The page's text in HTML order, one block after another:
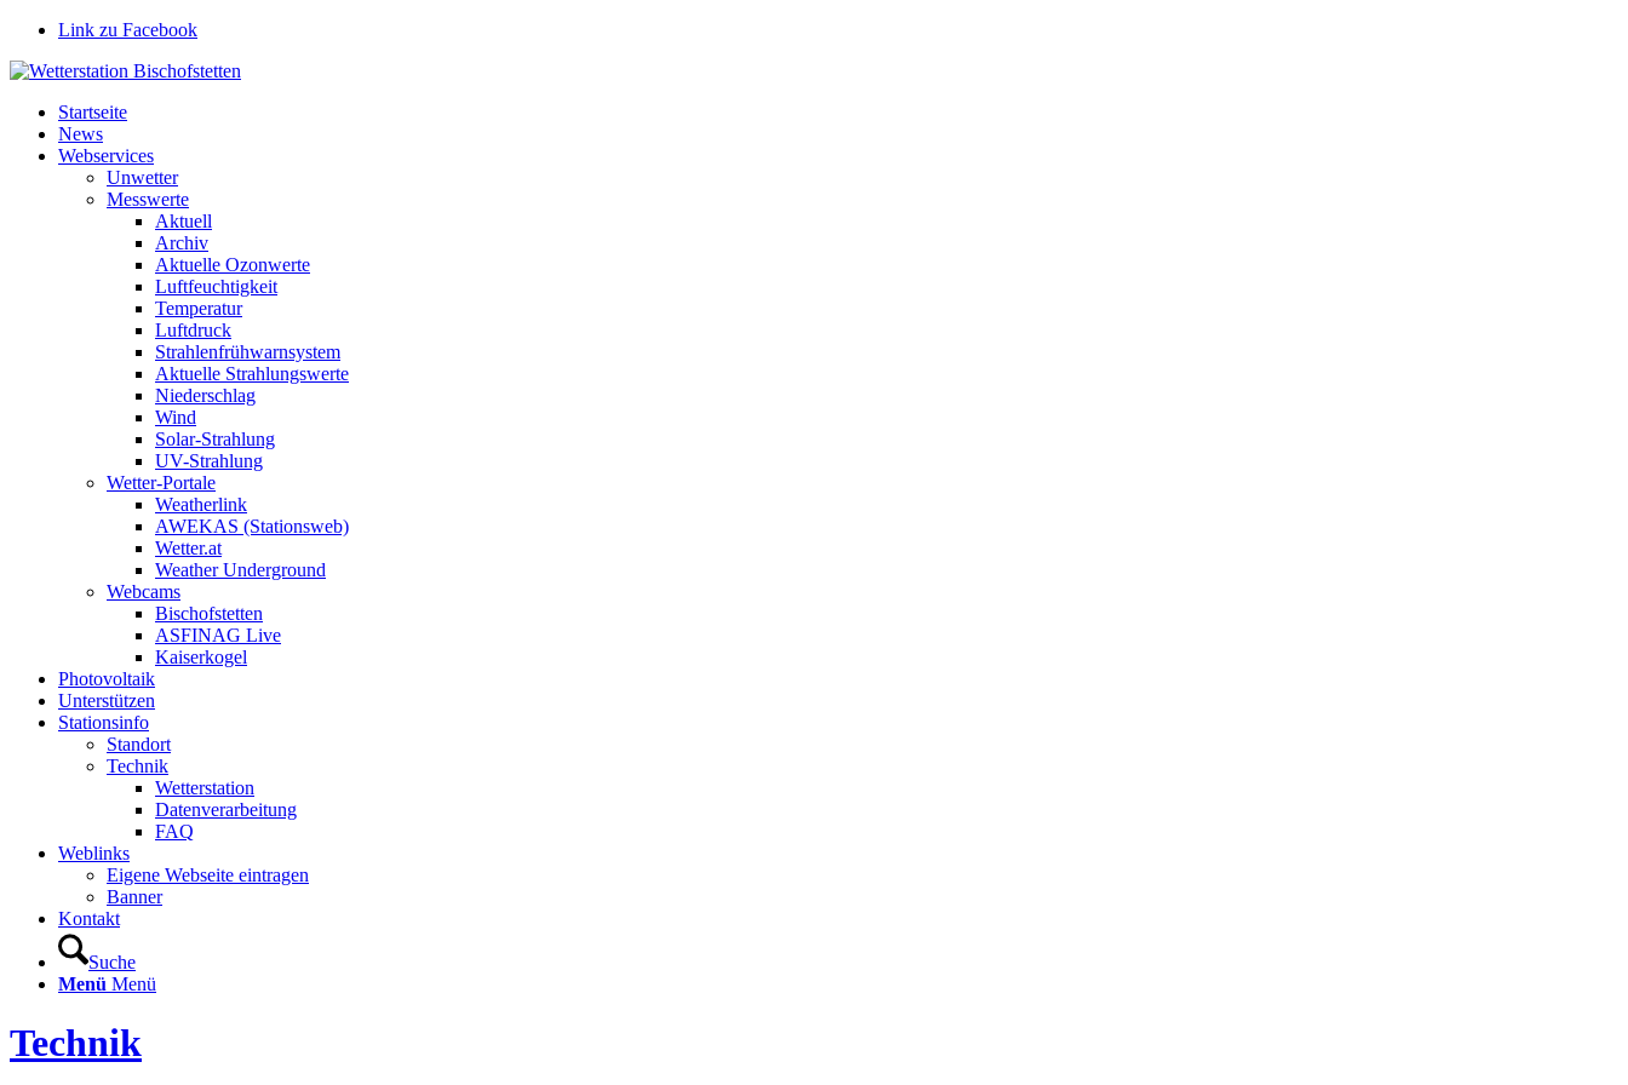
Link zu Facebook
Startseite
News
Webservices
Unwetter
Messwerte
Aktuell
Archiv
Aktuelle Ozonwerte
Luftfeuchtigkeit
Temperatur
Luftdruck
Strahlenfrühwarnsystem
Aktuelle Strahlungswerte
Niederschlag
Wind
Solar-Strahlung
UV-Strahlung
Wetter-Portale
Weatherlink
AWEKAS (Stationsweb)
Wetter.at
Weather Underground
Webcams
Bischofstetten
ASFINAG Live
Kaiserkogel
Photovoltaik
Unterstützen
Stationsinfo
Standort
Technik
Wetterstation
Datenverarbeitung
FAQ
Weblinks
Eigene Webseite eintragen
Banner
Kontakt
Suche
Menü Menü
Technik